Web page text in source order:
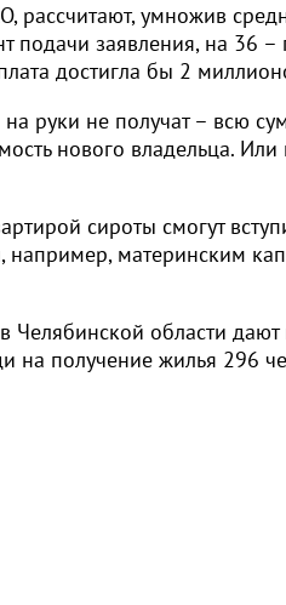
рассчитают, умножив
подачи заявления, на 36
достигла бы 2
руки не получат – всю
нового владельца.
сироты смогут
например, материнским
области
на получение жилья 296